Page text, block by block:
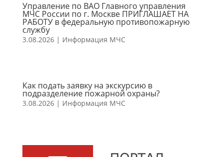
Управление по ВАО Главного управления
МЧС России по г. Москве ПРИГЛАШАЕТ НА
РАБОТУ в федеральную противопожарную
службу
3.08.2026| Информация МЧС
Как подать заявку на экскурсию в
подразделение пожарной охраны?
3.08.2026| Информация МЧС